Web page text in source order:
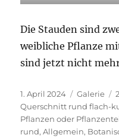
Die Stauden sind
weibliche Pflanze
sind jetzt nicht
Veröffentlicht
am
1. April 2024 Format
Galerie
Querschnitt rund flach-
Pflanzen oder
rund,Allgemein,